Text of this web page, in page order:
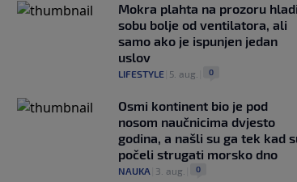
Mokra plahta na prozoru hladi
sobu bolje od ventilatora, ali
samo ako je ispunjen jedan
uslov
LIFESTYLE| 5. aug. 0
Osmi kontinent bio je pod
nosom naučnicima dvjesto
godina, a našli su ga tek kad
počeli strugati morsko dno
NAUKA 3. aug. 0